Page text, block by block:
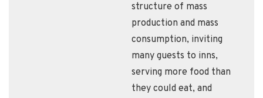
structure of mass
production and mass
consumption, inviting
many guests to inns,
serving more food than
they could eat, and